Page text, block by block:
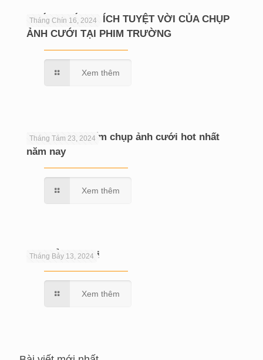
Tháng Chín 16, 2024
KHÁM PHÁ LỢI ÍCH TUYỆT VỜI CỦA CHỤP
ẢNH CƯỚI TẠI PHIM TRƯỜNG
Xem thêm
Tháng Tám 23, 2024
Hé lộ 10 địa điểm chụp ảnh cưới hot nhất
năm nay
Xem thêm
Tháng Bảy 13, 2024
Chụp Ảnh Cưới
Xem thêm